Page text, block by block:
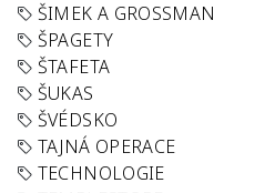
ŠIMEK A GROSSMAN
ŠPAGETY
ŠTAFETA
ŠUKAS
ŠVÉDSKO
TAJNÁ OPERACE
TECHNOLOGIE